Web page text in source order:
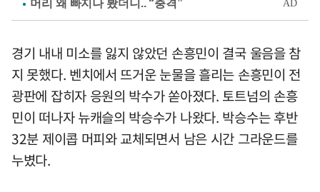
경기 내내 미소를 잃지 않았던 손흥민이 결국 울음을 참
지 못했다. 벤치에서 뜨거운 눈물을 흘리는 손흥민이 전
광판에 잡히자 응원의 박수가 쏟아졌다. 토트넘의 손흥
민이 떠나자 뉴캐슬의 박승수가 나왔다. 박승수는 후반
32분 제이콥 머피와 교체되면서 남은 시간 그라운드를
누볐다.